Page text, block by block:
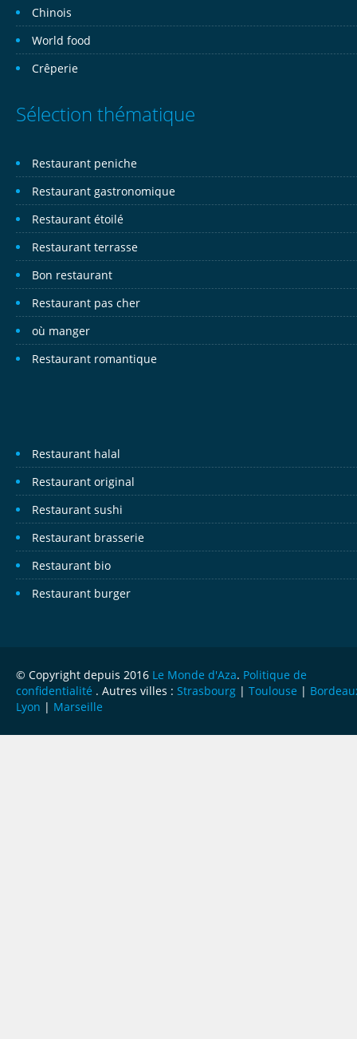
Chinois
World food
Crêperie
Sélection thématique
Restaurant peniche
Restaurant gastronomique
Restaurant étoilé
Restaurant terrasse
Bon restaurant
Restaurant pas cher
où manger
Restaurant romantique
Restaurant halal
Restaurant original
Restaurant sushi
Restaurant brasserie
Restaurant bio
Restaurant burger
© Copyright depuis 2016 Le Monde d'Aza. Politique de
confidentialité . Autres villes : Strasbourg | Toulouse |
Lyon | Marseille